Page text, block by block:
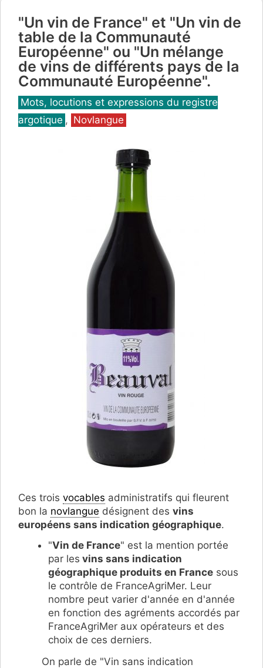
"Un vin de France" et "Un vin de
table de la Communauté
Européenne" ou "Un mélange
de vins de différents pays de la
Communauté Européenne".
Catégories
Mots, locutions et expressions du registre
argotique , Novlangue
Ces trois vocables administratifs qui fleurent
bon la novlangue désignent des vins
européens sans indication géographique.
"Vin de France" est la mention portée
par les vins sans indication
géographique produits en France sous
le contrôle de FranceAgriMer. Leur
nombre peut varier d'année en d'année
en fonction des agréments accordés par
FranceAgriMer aux opérateurs et des
choix de ces derniers.
On parle de "Vin sans indication